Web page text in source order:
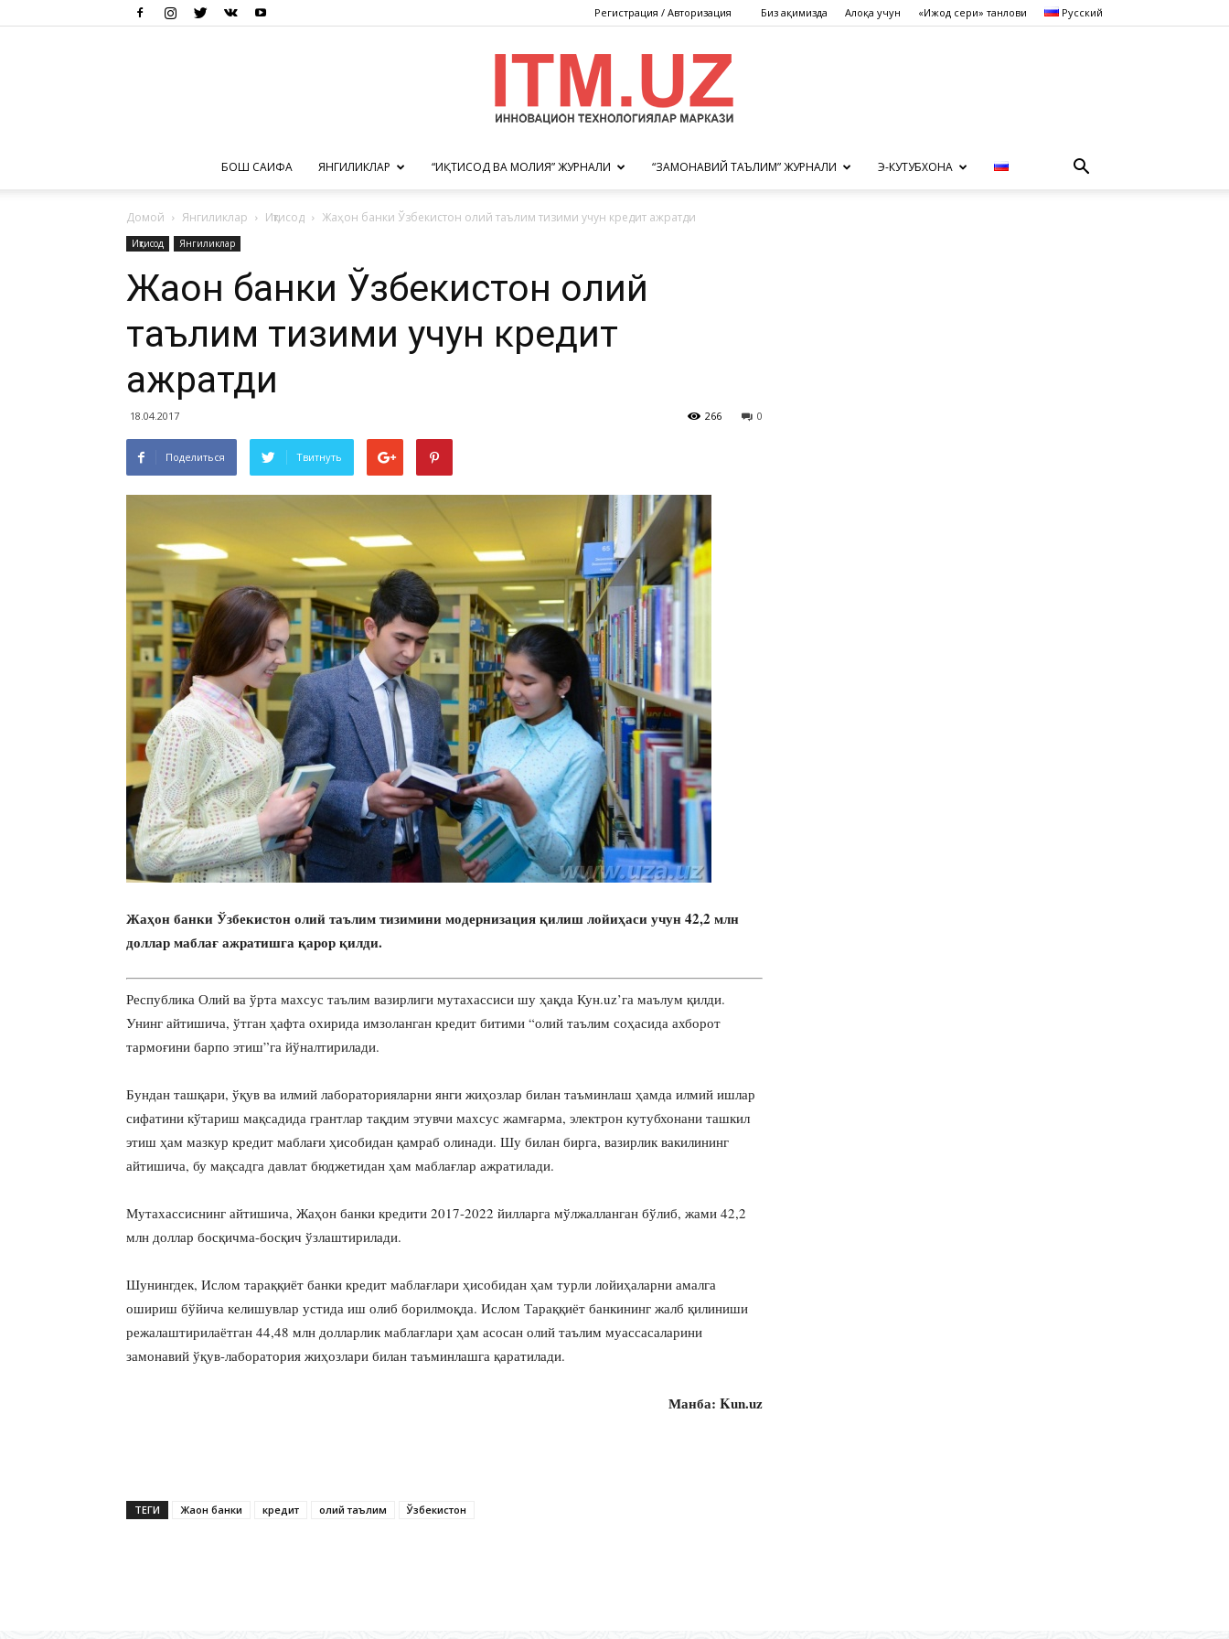
Регистрация / Авторизация Биз ҳақимизда Алоқа учун «Ижод сеҳри» танлови Русский
БОШ САҲИФА ЯНГИЛИКЛАР “ИҚТИСОД ВА МОЛИЯ” ЖУРНАЛИ “ЗАМОНАВИЙ ТАЪЛИМ” ЖУРНАЛИ Э-КУТУБХОНА
Домой Янгиликлар Иқтисод Жаҳон банки Ўзбекистон олий таълим тизими учун кредит ажратди
Иқтисод Янгиликлар
Жаҳон банки Ўзбекистон олий
таълим тизими учун кредит
ажратди
18.04.2017 0
266
Поделиться Твитнуть
Жаҳон банки Ўзбекистон олий таълим тизимини модернизация қилиш лойиҳаси учун 42,2 млн
доллар маблағ ажратишга қарор қилди.
Республика Олий ва ўрта махсус таълим вазирлиги мутахассиси шу ҳақда Кун.uz’га маълум қилди.
Унинг айтишича, ўтган ҳафта охирида имзоланган кредит битими “олий таълим соҳасида ахборот
тармоғини барпо этиш”га йўналтирилади.
Бундан ташқари, ўқув ва илмий лабораторияларни янги жиҳозлар билан таъминлаш ҳамда илмий ишлар
сифатини кўтариш мақсадида грантлар тақдим этувчи махсус жамғарма, электрон кутубхонани ташкил
этиш ҳам мазкур кредит маблағи ҳисобидан қамраб олинади. Шу билан бирга, вазирлик вакилининг
айтишича, бу мақсадга давлат бюджетидан ҳам маблағлар ажратилади.
Мутахассиснинг айтишича, Жаҳон банки кредити 2017-2022 йилларга мўлжалланган бўлиб, жами 42,2
млн доллар босқичма-босқич ўзлаштирилади.
Шунингдек, Ислом тараққиёт банки кредит маблағлари ҳисобидан ҳам турли лойиҳаларни амалга
ошириш бўйича келишувлар устида иш олиб борилмоқда. Ислом Тараққиёт банкининг жалб қилиниши
режалаштирилаётган 44,48 млн долларлик маблағлари ҳам асосан олий таълим муассасаларини
замонавий ўқув-лаборатория жиҳозлари билан таъминлашга қаратилади.
Манба: Kun.uz
ТЕГИ Жаҳон банки кредит олий таълим Ўзбекистон